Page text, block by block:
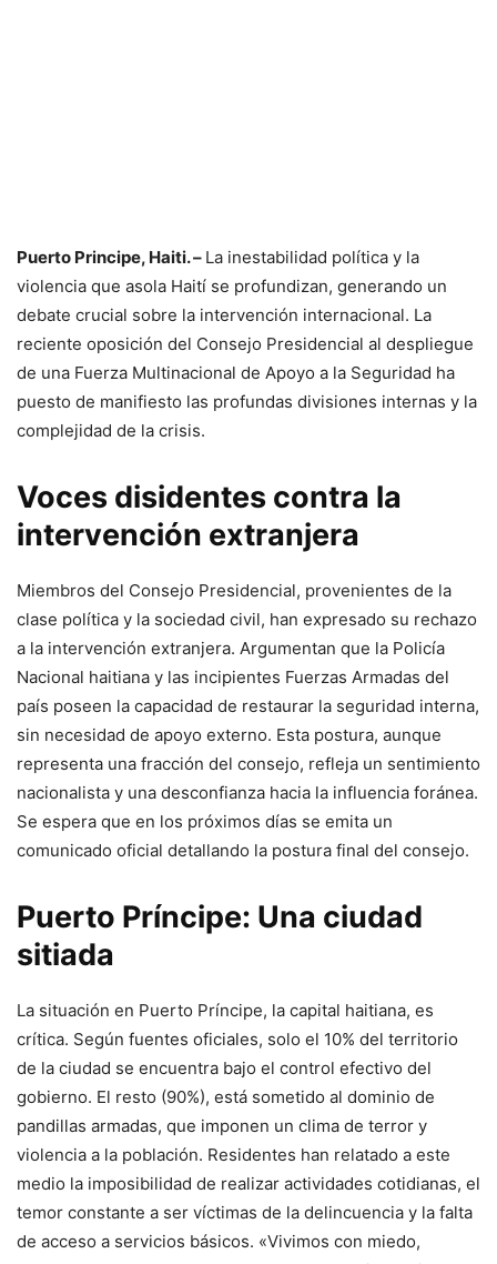
Puerto Principe, Haiti. – La inestabilidad política y la
violencia que asola Haití se profundizan, generando un
debate crucial sobre la intervención internacional. La
reciente oposición del Consejo Presidencial al despliegue
de una Fuerza Multinacional de Apoyo a la Seguridad ha
puesto de manifiesto las profundas divisiones internas y la
complejidad de la crisis.
Voces disidentes contra la
intervención extranjera
Miembros del Consejo Presidencial, provenientes de la
clase política y la sociedad civil, han expresado su rechazo
a la intervención extranjera. Argumentan que la Policía
Nacional haitiana y las incipientes Fuerzas Armadas del
país poseen la capacidad de restaurar la seguridad interna,
sin necesidad de apoyo externo. Esta postura, aunque
representa una fracción del consejo, refleja un sentimiento
nacionalista y una desconfianza hacia la influencia foránea.
Se espera que en los próximos días se emita un
comunicado oficial detallando la postura final del consejo.
Puerto Príncipe: Una ciudad
sitiada
La situación en Puerto Príncipe, la capital haitiana, es
crítica. Según fuentes oficiales, solo el 10% del territorio
de la ciudad se encuentra bajo el control efectivo del
gobierno. El resto (90%), está sometido al dominio de
pandillas armadas, que imponen un clima de terror y
violencia a la población. Residentes han relatado a este
medio la imposibilidad de realizar actividades cotidianas, el
temor constante a ser víctimas de la delincuencia y la falta
de acceso a servicios básicos. «Vivimos con miedo,